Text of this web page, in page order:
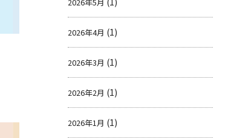
2026年5月
2026年4月 (1)
2026年3月 (1)
2026年2月 (1)
2026年1月 (1)